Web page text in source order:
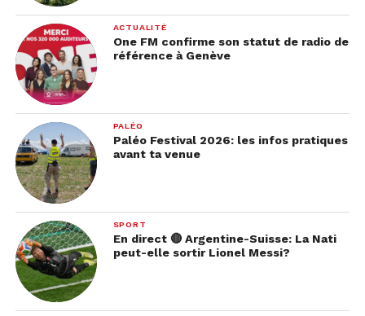
ACTUALITÉ
One FM confirme son statut de radio de
référence à Genève
PALÉO
Paléo Festival 2026: les infos pratiques
avant ta venue
SPORT
En direct 🔴 Argentine-Suisse: La Nati
peut-elle sortir Lionel Messi?